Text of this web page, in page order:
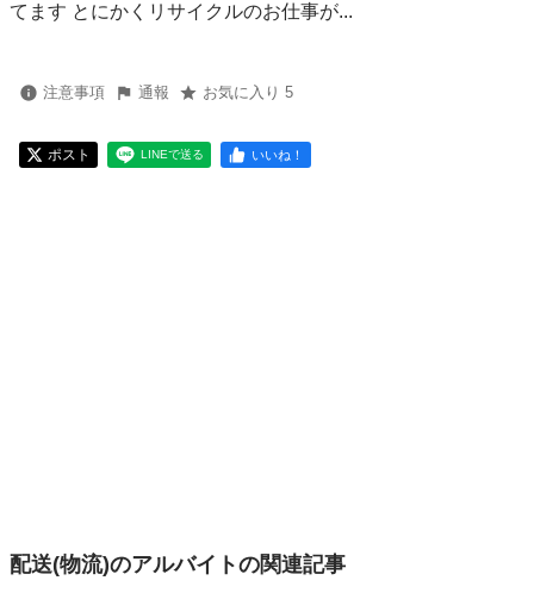
てます とにかくリサイクルのお仕事が...
注意事項 通報 お気に入り 5
ポスト LINEで送る いいね！
配送(物流)のアルバイトの関連記事